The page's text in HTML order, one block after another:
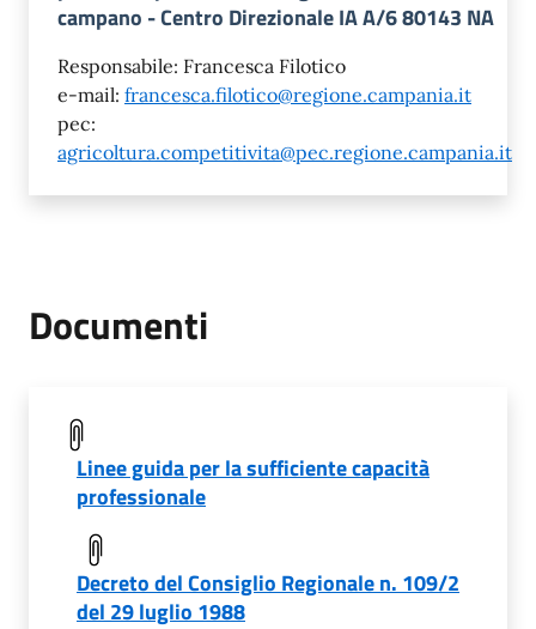
campano - Centro Direzionale IA A/6 80143 NA
Responsabile: Francesca Filotico
e-mail: francesca.filotico@regione.campania.it
pec:
agricoltura.competitivita@pec.regione.campania.it
Documenti
Linee guida per la sufficiente capacità
professionale
Decreto del Consiglio Regionale n. 109/2
del 29 luglio 1988